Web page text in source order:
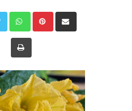
WhatsappPinterest
via